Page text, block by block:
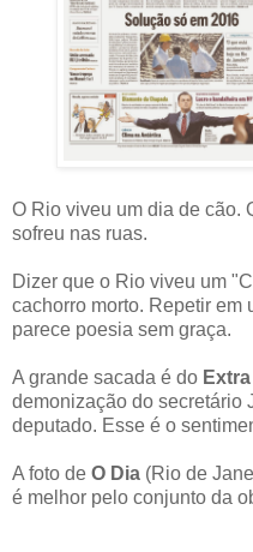
O Rio viveu um dia de cão.
sofreu nas ruas.
Dizer que o Rio viveu um
cachorro morto. Repetir em
parece poesia sem graça.
A grande sacada é do Extra
demonização do secretário
deputado. Esse é o
A foto de O Dia (Rio de
é melhor pelo conjunto da